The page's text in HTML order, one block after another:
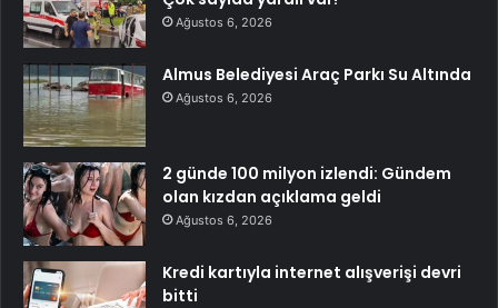
Ağustos 6, 2026
Almus Belediyesi Araç Parkı Su Altında
Ağustos 6, 2026
2 günde 100 milyon izlendi: Gündem
olan kızdan açıklama geldi
Ağustos 6, 2026
Kredi kartıyla internet alışverişi devri
bitti